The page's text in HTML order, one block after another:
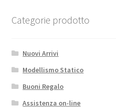
Categorie prodotto
Nuovi Arrivi
Modellismo Statico
Buoni Regalo
Assistenza on-line